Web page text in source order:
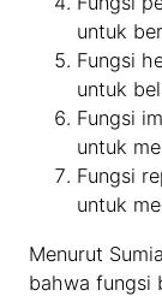
untuk
Fungsi
untuk
Fungsi
untuk
Fungsi
untuk
Menurut
bahwa fungsi